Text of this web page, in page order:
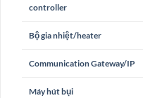
controller
Bộ gia nhiệt/heater
Communication Gateway/IP
Máy hút bụi